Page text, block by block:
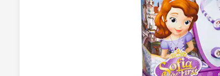
Silahlar
Silah Setleri
Kılıç Setleri
Ok Setleri